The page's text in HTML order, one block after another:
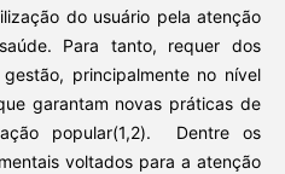
do usuário pela atenção
Para tanto, requer dos
principalmente no nível
garantam novas práticas de
popular(1,2). Dentre os
voltados para a atenção